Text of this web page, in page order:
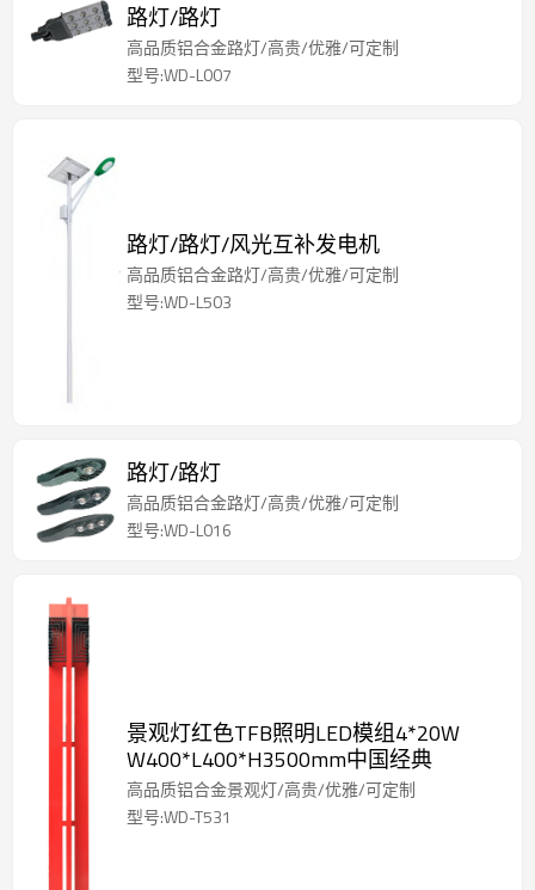
路灯/路灯
高品质铝合金路灯/高贵/优雅/可定制
型号:WD-L007
路灯/路灯/风光互补发电机
高品质铝合金路灯/高贵/优雅/可定制
型号:WD-L503
路灯/路灯
高品质铝合金路灯/高贵/优雅/可定制
型号:WD-L016
景观灯红色TFB照明LED模组4*20W
W400*L400*H3500mm中国经典
高品质铝合金景观灯/高贵/优雅/可定制
型号:WD-T531